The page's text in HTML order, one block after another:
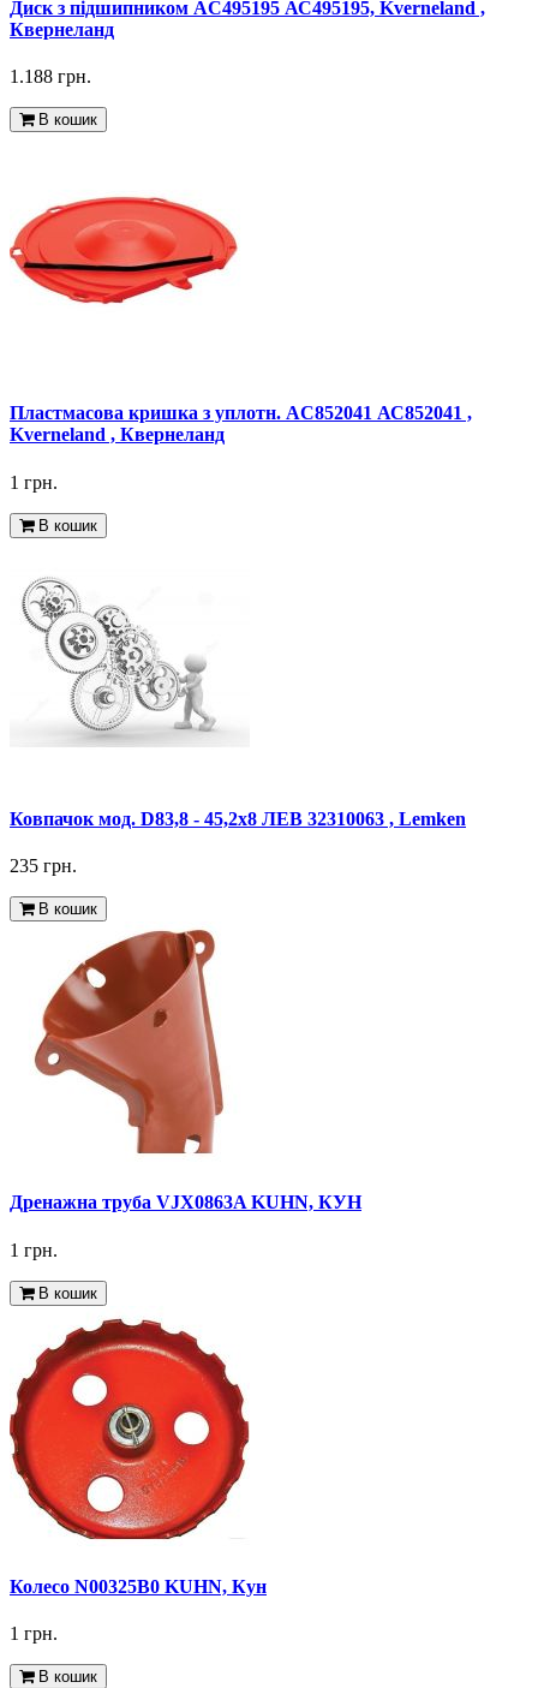
Диск з підшипником AC495195 АС495195, Kverneland ,
Квернеланд
1.188 грн.
В кошик
Пластмасова кришка з уплотн. AC852041 АС852041 ,
Kverneland , Квернеланд
1 грн.
В кошик
Ковпачок мод. D83,8 - 45,2x8 ЛЕВ 32310063 , Lemken
235 грн.
В кошик
Дренажна труба VJX0863A KUHN, КУН
1 грн.
В кошик
Колесо N00325B0 KUHN, Кун
1 грн.
В кошик